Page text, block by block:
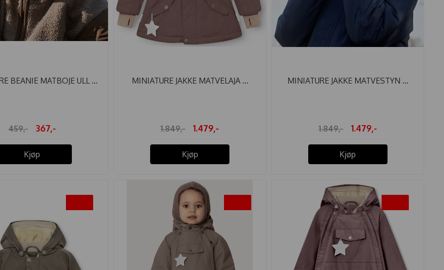
BEANIE MATBOJE ULL ...
459,- 367,-
Kjøp
MINIATURE JAKKE MATVELAJA ...
1.849,- 1.479,-
Kjøp
MINIATURE JAKKE MATVESTYN ...
1.849,- 1.479,-
Kjøp